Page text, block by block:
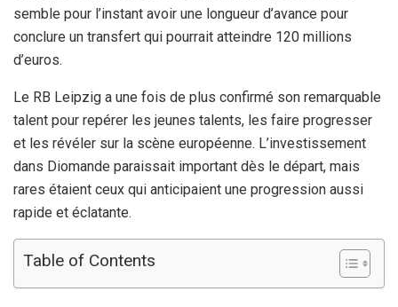
semble pour l’instant avoir une longueur d’avance pour
conclure un transfert qui pourrait atteindre 120 millions
d’euros.
Le RB Leipzig a une fois de plus confirmé son remarquable
talent pour repérer les jeunes talents, les faire progresser
et les révéler sur la scène européenne. L’investissement
dans Diomande paraissait important dès le départ, mais
rares étaient ceux qui anticipaient une progression aussi
rapide et éclatante.
Table of Contents